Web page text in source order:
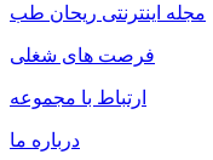
مجله اینترنتی ریحان طب
فرصت های شغلی
ارتباط با مجموعه
درباره ما